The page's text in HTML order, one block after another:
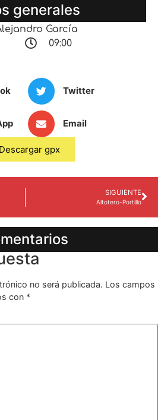
generales
García
09:00
Twitter
Email
Descargar gpx
SIGUIENTE
Altotero-Portillo
no será publicada. Los campos
con *